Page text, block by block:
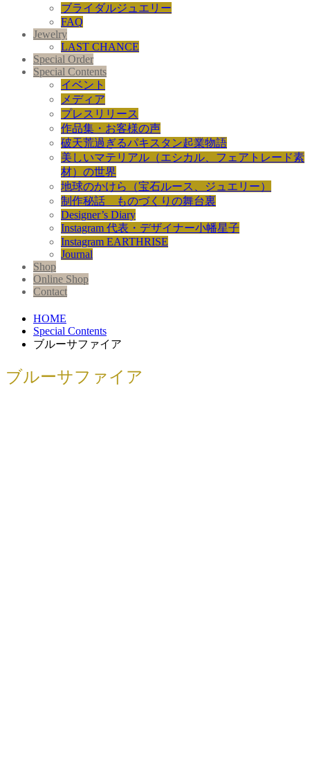
ブライダルジュエリー
FAQ
Jewelry
LAST CHANCE
Special Order
Special Contents
イベント
メディア
プレスリリース
作品集・お客様の声
破天荒過ぎるパキスタン起業物語
美しいマテリアル（エシカル、フェアトレード素
材）の世界
地球のかけら（宝石ルース、ジュエリー）
制作秘話 ものづくりの舞台裏
Designer’s Diary
Instagram 代表・デザイナー小幡星子
Instagram EARTHRISE
Journal
Shop
Online Shop
Contact
HOME
Special Contents
ブルーサファイア
ブルーサファイア